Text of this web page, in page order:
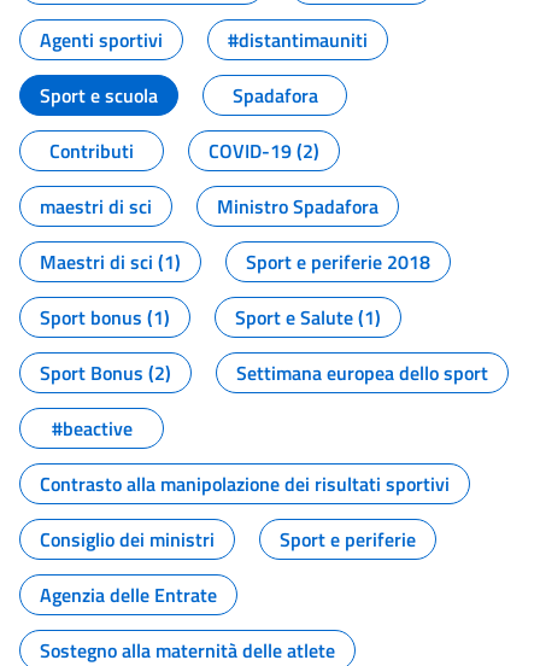
Agenti sportivi
#distantimauniti
Sport e scuola
Spadafora
Contributi
COVID-19 (2)
maestri di sci
Ministro Spadafora
Maestri di sci (1)
Sport e periferie 2018
Sport bonus (1)
Sport e Salute (1)
Sport Bonus (2)
Settimana europea dello sport
#beactive
Contrasto alla manipolazione dei risultati sportivi
Consiglio dei ministri
Sport e periferie
Agenzia delle Entrate
Sostegno alla maternità delle atlete